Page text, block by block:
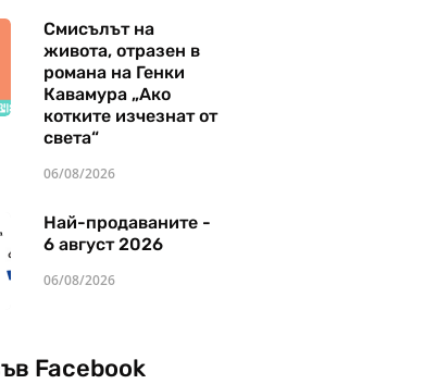
Смисълът на
живота, отразен в
романа на Генки
Кавамура „Ако
котките изчезнат от
света“
06/08/2026
Най-продаваните -
6 август 2026
06/08/2026
Facebook